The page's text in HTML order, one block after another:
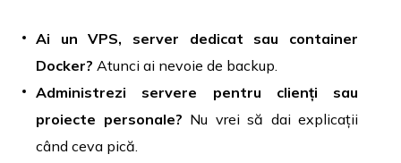
Ai un VPS, server dedicat sau container
Docker? Atunci ai nevoie de backup.
Administrezi servere pentru clienți sau
proiecte personale? Nu vrei să dai explicații
când ceva pică.